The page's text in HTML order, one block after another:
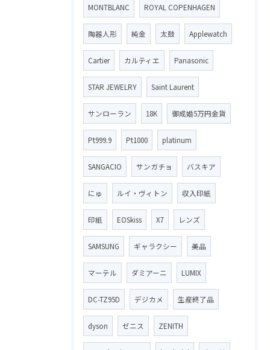
MONTBLANC ROYAL COPENHAGEN
陶器人形 純金 太鼓 Applewatch
Cartier カルティエ Panasonic
STAR JEWELRY Saint Laurent
サンローラン 18K 御成婚5万円金貨
Pt999.9 Pt1000 platinum
SANGACIO サンガチョ バスキア
にゅ ルイ・ヴィトン 収入印紙
印紙 EOSkiss X7 レンズ
SAMSUNG ギャラクシー 美品
マーテル ダミアーニ LUMIX
DC-TZ95D デジカメ 生産終了品
dyson ゼニス ZENITH